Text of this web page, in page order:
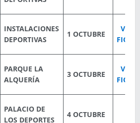
INSTALACIONES
DEPORTIVAS
1 OCTUBRE
VER
FICHA
PARQUE LA
ALQUERÍA
3 OCTUBRE
VER
FICHA
PALACIO DE
LOS DEPORTES
4 OCTUBRE